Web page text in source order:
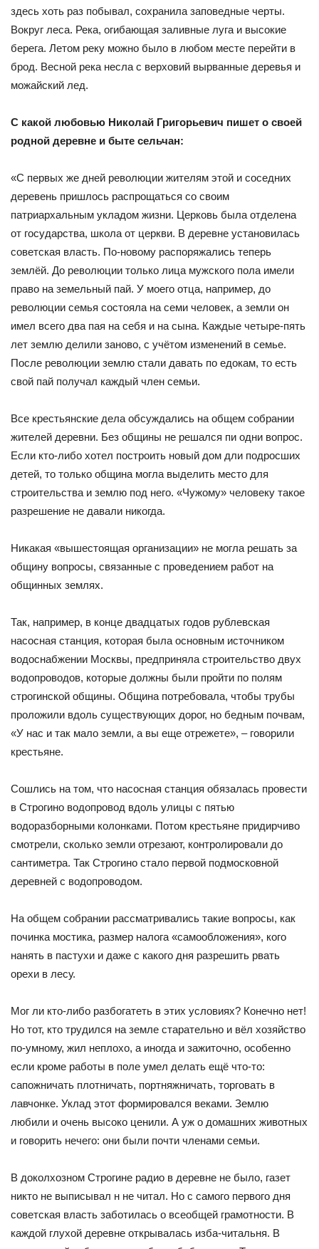
здесь хоть раз побывал, сохранила заповедные черты.
Вокруг леса. Река, огибающая заливные луга и высокие
берега. Летом реку можно было в любом месте перейти в
брод. Весной река несла с верховий вырванные деревья и
можайский лед.
С какой любовью Николай Григорьевич пишет о своей
родной деревне и быте сельчан:
«С первых же дней революции жителям этой и соседних
деревень пришлось распрощаться со своим
патриархальным укладом жизни. Церковь была отделена
от государства, школа от церкви. В деревне установилась
советская власть. По-новому распоряжались теперь
землёй. До революции только лица мужского пола имели
право на земельный пай. У моего отца, например, до
революции семья состояла на семи человек, а земли он
имел всего два пая на себя и на сына. Каждые четыре-пять
лет землю делили заново, с учётом изменений в семье.
После революции землю стали давать по едокам, то есть
свой пай получал каждый член семьи.
Все крестьянские дела обсуждались на общем собрании
жителей деревни. Без общины не решался пи одни вопрос.
Если кто-либо хотел построить новый дом дли подросших
детей, то только община могла выделить место для
строительства и землю под него. «Чужому» человеку такое
разрешение не давали никогда.
Никакая «вышестоящая организации» не могла решать за
общину вопросы, связанные с проведением работ на
общинных землях.
Так, например, в конце двадцатых годов рублевская
насосная станция, которая была основным источником
водоснабжении Москвы, предприняла строительство двух
водопроводов, которые должны были пройти по полям
строгинской общины. Община потребовала, чтобы трубы
проложили вдоль существующих дорог, но бедным почвам,
«У нас и так мало земли, а вы еще отрежете», – говорили
крестьяне.
Сошлись на том, что насосная станция обязалась провести
в Строгино водопровод вдоль улицы с пятью
водоразборными колонками. Потом крестьяне придирчиво
смотрели, сколько земли отрезают, контролировали до
сантиметра. Так Строгино стало первой подмосковной
деревней с водопроводом.
На общем собрании рассматривались такие вопросы, как
починка мостика, размер налога «самообложения», кого
нанять в пастухи и даже с какого дня разрешить рвать
орехи в лесу.
Мог ли кто-либо разбогатеть в этих условиях? Конечно нет!
Но тот, кто трудился на земле старательно и вёл хозяйство
по-умному, жил неплохо, а иногда и зажиточно, особенно
если кроме работы в поле умел делать ещё что-то:
сапожничать плотничать, портняжничать, торговать в
лавчонке. Уклад этот формировался веками. Землю
любили и очень высоко ценили. А уж о домашних животных
и говорить нечего: они были почти членами семьи.
В доколхозном Строгине радио в деревне не было, газет
никто не выписывал н не читал. Но с самого первого дня
советская власть заботилась о всеобщей грамотности. В
каждой глухой деревне открывалась изба-читальня. В